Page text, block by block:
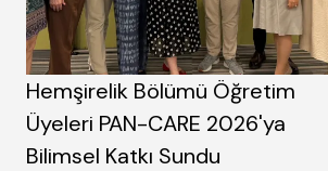
Hemşirelik Bölümü Öğretim
Üyeleri PAN-CARE 2026'ya
Bilimsel Katkı Sundu